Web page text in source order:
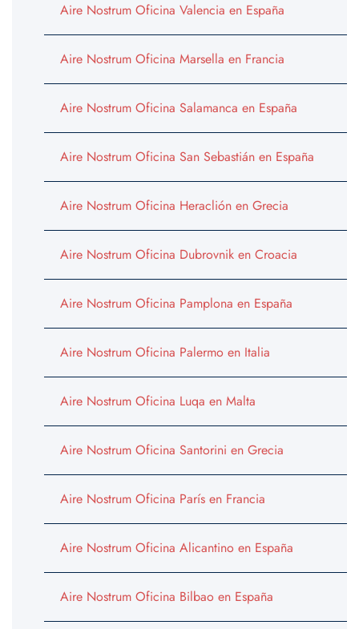
Aire Nostrum Oficina Valencia en España
Aire Nostrum Oficina Marsella en Francia
Aire Nostrum Oficina Salamanca en España
Aire Nostrum Oficina San Sebastián en España
Aire Nostrum Oficina Heraclión en Grecia
Aire Nostrum Oficina Dubrovnik en Croacia
Aire Nostrum Oficina Pamplona en España
Aire Nostrum Oficina Palermo en Italia
Aire Nostrum Oficina Luqa en Malta
Aire Nostrum Oficina Santorini en Grecia
Aire Nostrum Oficina París en Francia
Aire Nostrum Oficina Alicantino en España
Aire Nostrum Oficina Bilbao en España